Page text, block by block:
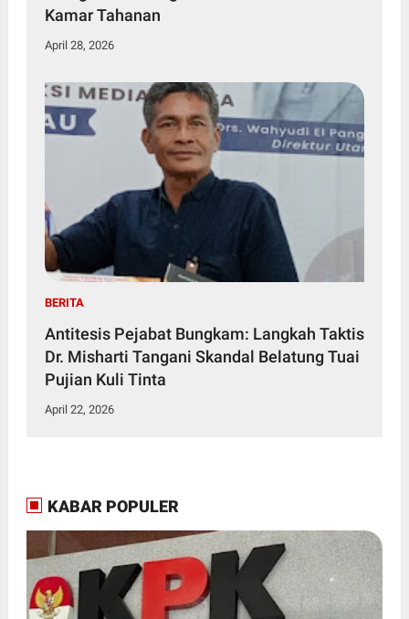
Kamar Tahanan
April 28, 2026
BERITA
Antitesis Pejabat Bungkam: Langkah Taktis
Dr. Misharti Tangani Skandal Belatung Tuai
Pujian Kuli Tinta
April 22, 2026
KABAR POPULER